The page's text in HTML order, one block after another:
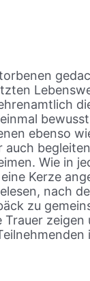
ebenso
Wie in
Kerze
nach
zu